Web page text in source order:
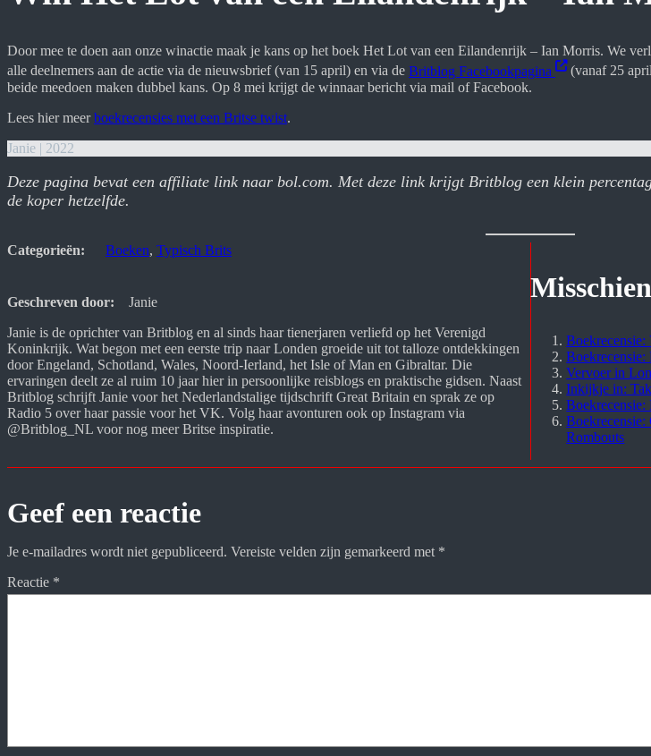
Door mee te doen aan onze winactie maak je kans op het boek Het Lot van een Eilandenrijk – Ian Morris. We
alle deelnemers aan de actie via de nieuwsbrief (van 15 april) en via de Britblog Facebookpagina
(vanaf 25
beide meedoen maken dubbel kans. Op 8 mei krijgt de winnaar bericht via mail of Facebook.
Lees hier meerboekrecensies met een Britse twist.
Janie | 2022
Deze pagina bevat een affiliate link naar bol.com. Met deze link krijgt Britblog een klein
de koper hetzelfde.
Categorieën: Boeken, Typisch Brits
Geschreven door:
Janie
Janie is de oprichter van Britblog en al sinds haar tienerjaren verliefd op het Verenigd
Koninkrijk. Wat begon met een eerste trip naar Londen groeide uit tot talloze ontdekkingen
door Engeland, Schotland, Wales, Noord-Ierland, het Isle of Man en Gibraltar. Die
ervaringen deelt ze al ruim 10 jaar hier in persoonlijke reisblogs en praktische gidsen. Naast
Britblog schrijft Janie voor het Nederlandstalige tijdschrift Great Britain en sprak ze op
Radio 5 over haar passie voor het VK. Volg haar avonturen ook op Instagram via
@Britblog_NL voor nog meer Britse inspiratie.
Boekrecensie:
Boekrecensie:
Vervoer in
Inkijkje in:
Boekrecensie:
Rombouts
Geef een reactie
Je e-mailadres wordt niet gepubliceerd. Vereiste velden zijn gemarkeerd met *
Reactie *